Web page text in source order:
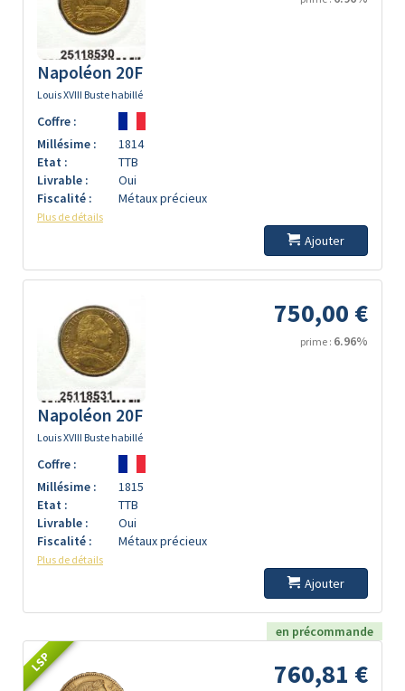
Napoléon 20F
Louis XVIII Buste habillé
Coffre :
Millésime :
1814
Etat :
TTB
Livrable :
Oui
Fiscalité :
Métaux précieux
Plus de détails
Ajouter
750,00 €
prime : 6.96%
Napoléon 20F
Louis XVIII Buste habillé
Coffre :
Millésime :
1815
Etat :
TTB
Livrable :
Oui
Fiscalité :
Métaux précieux
Plus de détails
Ajouter
en précommande
LSP 760,81 €